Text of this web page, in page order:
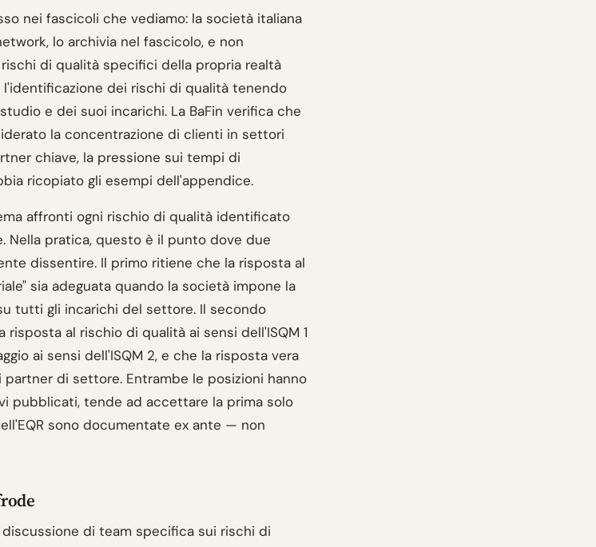
nei fascicoli che vediamo: la società italiana
lo archivia nel fascicolo, e non
di qualità specifici della propria realtà
l'identificazione dei rischi di qualità tenendo
e dei suoi incarichi. La BaFin verifica che
la concentrazione di clienti in settori
chiave, la pressione sui tempi di
ricopiato gli esempi dell'appendice.
affronti ogni rischio di qualità identificato
Nella pratica, questo è il punto dove due
dissentire. Il primo ritiene che la risposta al
sia adeguata quando la società impone la
tutti gli incarichi del settore. Il secondo
risposta al rischio di qualità ai sensi dell'ISQM 1
ai sensi dell'ISQM 2, e che la risposta vera
di settore. Entrambe le posizioni hanno
pubblicati, tende ad accettare la prima solo
sono documentate ex ante — non
discussione di team specifica sui rischi di